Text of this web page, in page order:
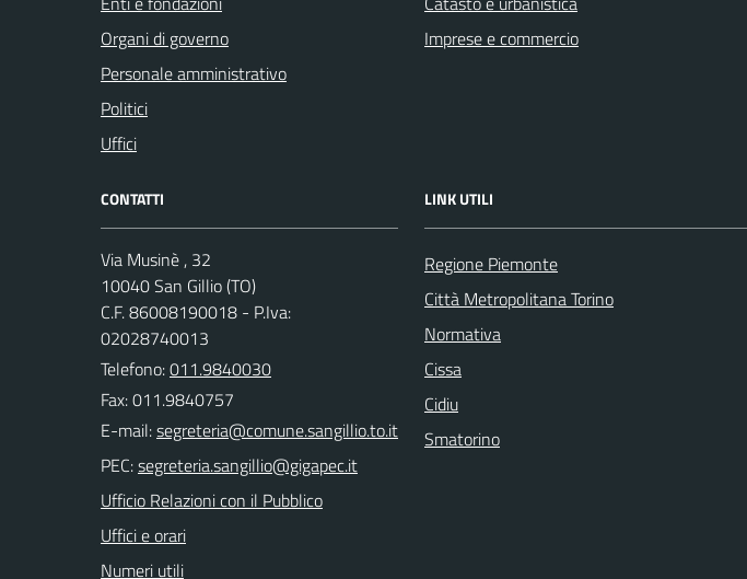
Organi di governo
Personale amministrativo
Politici
Uffici
Imprese e commercio
CONTATTI
Via Musinè , 32
10040 San Gillio (TO)
C.F. 86008190018 - P.Iva:
02028740013
Telefono:011.9840030
Fax: 011.9840757
E-mail:
PEC:
Ufficio Relazioni con il Pubblico
Uffici e orari
Numeri utili
LINK UTILI
Regione Piemonte
Città Metropolitana Torino
Normativa
Cissa
Cidiu
Smatorino